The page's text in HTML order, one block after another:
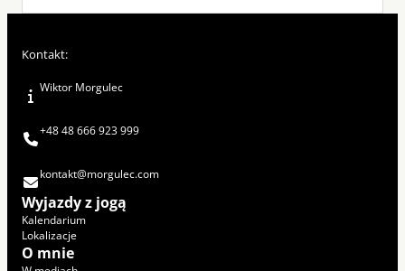
Kontakt:
Wiktor Morgulec
+48 48 666 923 999
kontakt@morgulec.com
Wyjazdy z jogą
Kalendarium
Lokalizacje
O mnie